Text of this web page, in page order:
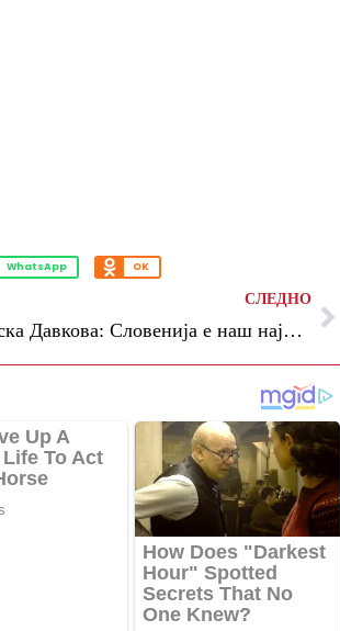
WhatsApp OK
СЛЕДНО
Сиљановска Давкова: Словенија е наш најдоследен поддржувач на патот кон ЕУ